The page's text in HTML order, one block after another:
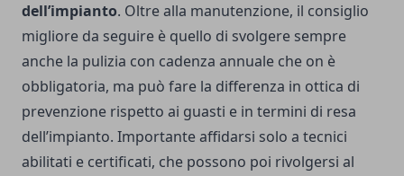
dell’impianto. Oltre alla manutenzione, il consiglio
migliore da seguire è quello di svolgere sempre
anche la pulizia con cadenza annuale che on è
obbligatoria, ma può fare la differenza in ottica di
prevenzione rispetto ai guasti e in termini di resa
dell’impianto. Importante affidarsi solo a tecnici
abilitati e certificati, che possono poi rivolgersi al